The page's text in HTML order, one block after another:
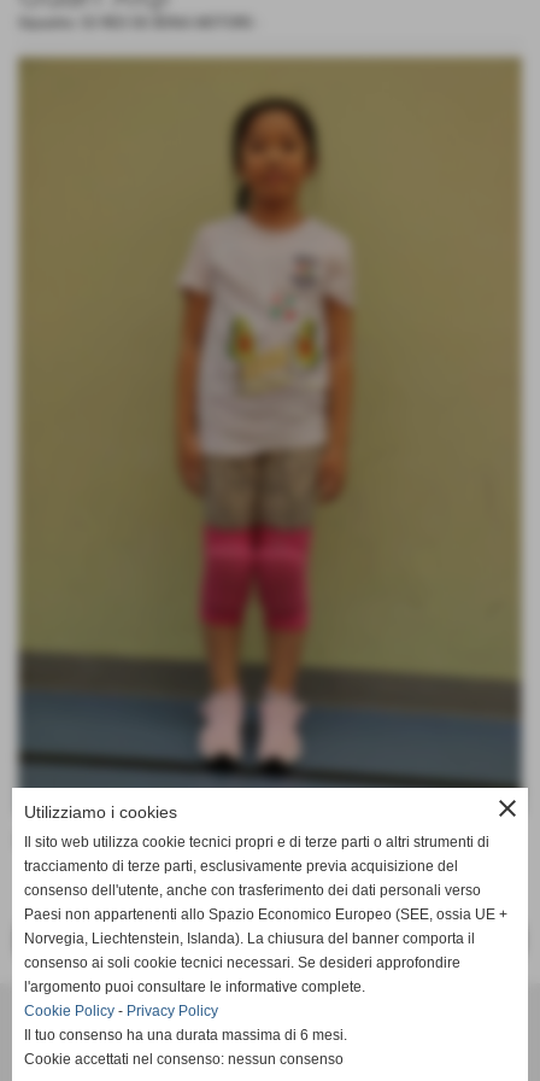
Data di nascita:08-03-2015
<< PRECEDENTE SUCCESSIVO >>
VOLLEY MARENO A.S.D.
VIA CONTI AGOSTI 76 - Mareno di piave (Treviso)
P.I. 02199710266 C.F 91004960265
close
Utilizziamo i cookies
Il sito web utilizza cookie tecnici propri e di terze parti o altri strumenti di
tracciamento di terze parti, esclusivamente previa acquisizione del
consenso dell'utente, anche con trasferimento dei dati personali verso
Paesi non appartenenti allo Spazio Economico Europeo (SEE, ossia UE +
Norvegia, Liechtenstein, Islanda). La chiusura del banner comporta il
consenso ai soli cookie tecnici necessari. Se desideri approfondire
l'argomento puoi consultare le informative complete.
Cookie Policy - Privacy Policy
Il tuo consenso ha una durata massima di 6 mesi.
Cookie accettati nel consenso: nessun consenso